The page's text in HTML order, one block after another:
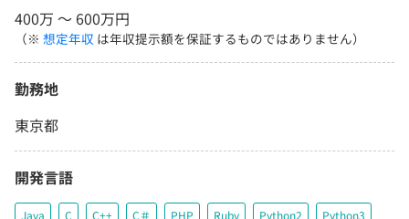
400万 〜 600万円
（※ 想定年収 は年収提示額を保証するものではありません）
勤務地
東京都
開発言語
Java C C++ C＃ PHP Ruby Python2 Python3